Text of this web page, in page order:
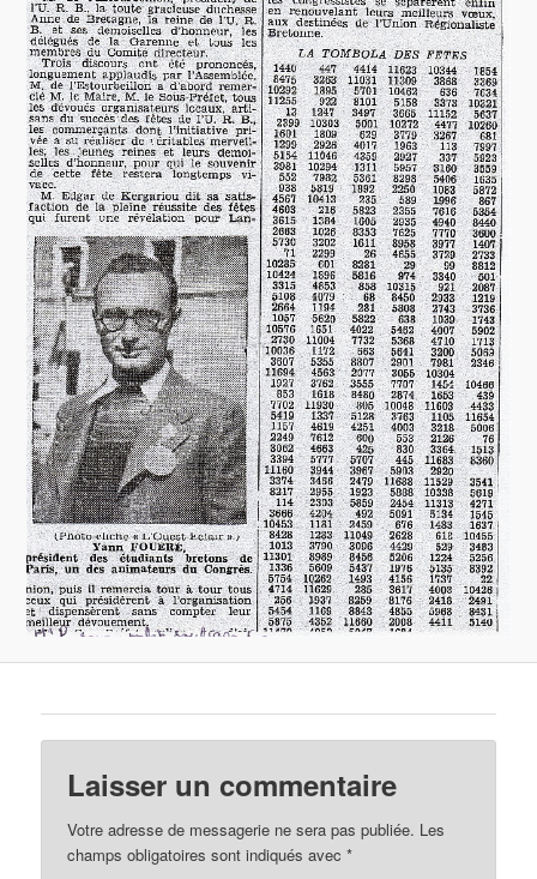
Laisser un commentaire
Votre adresse de messagerie ne sera pas publiée. Les
champs obligatoires sont indiqués avec*